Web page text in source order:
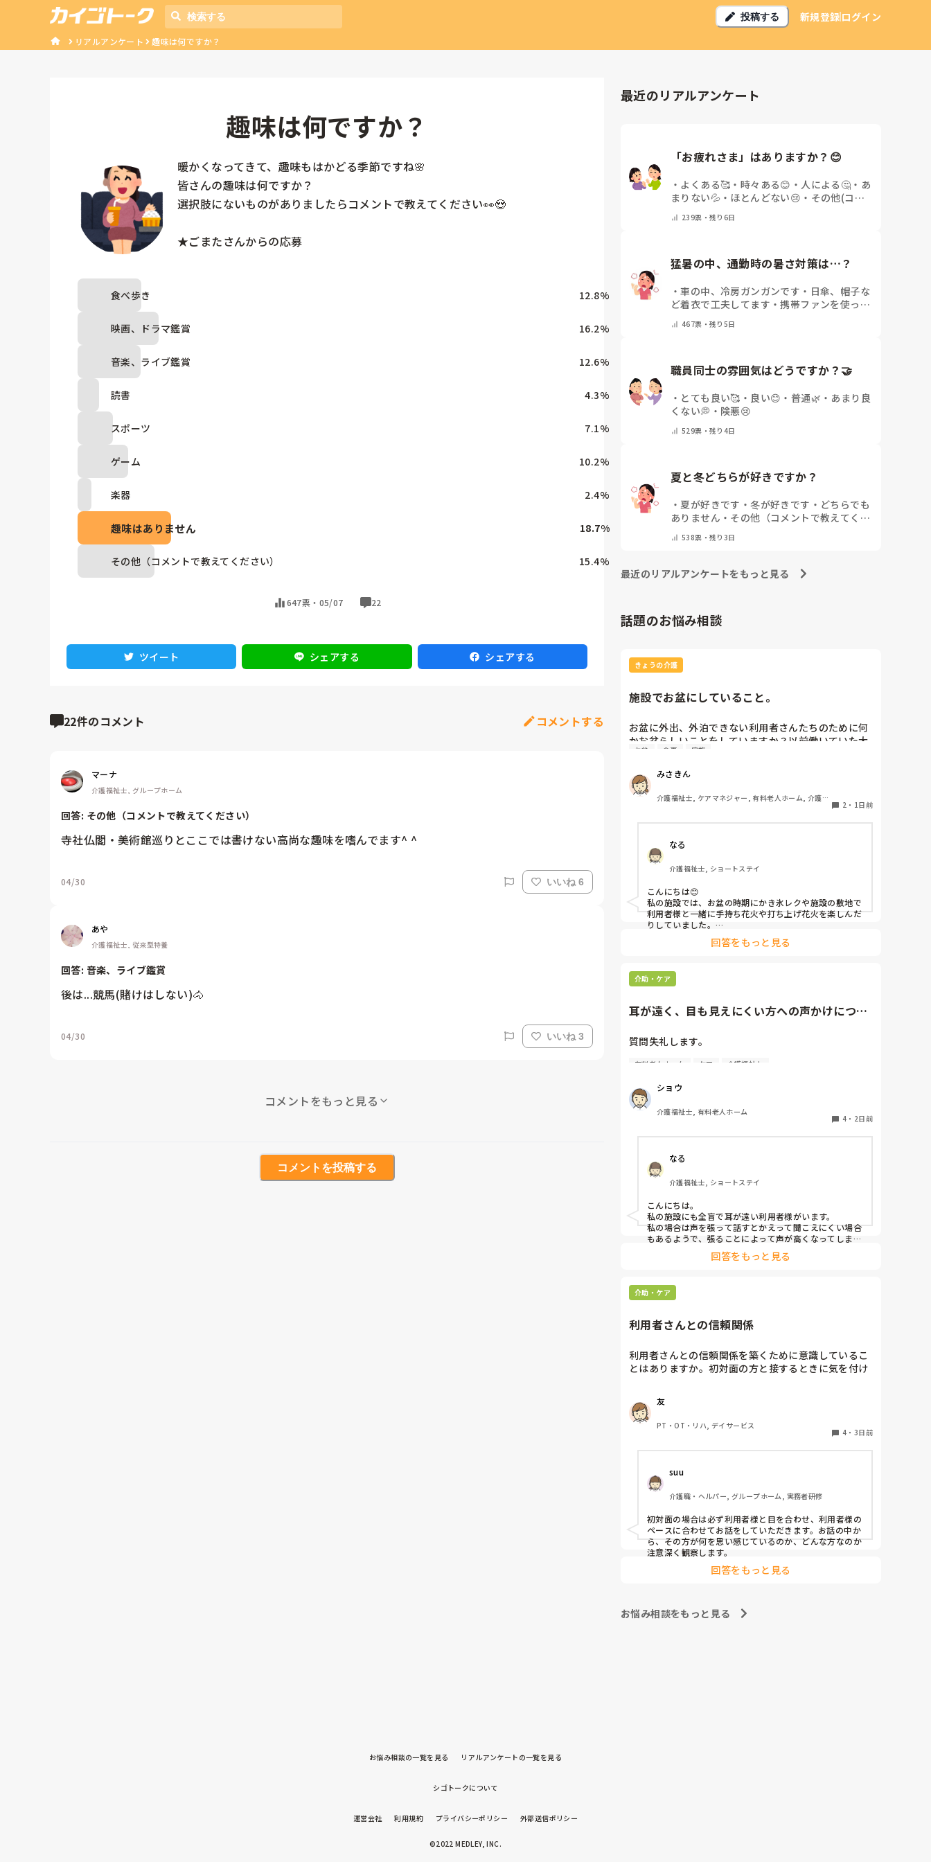
投稿する 新規登録ログイン
リアルアンケート 趣味は何ですか？
趣味は何ですか？
暖かくなってきて、趣味もはかどる季節ですね🌸
皆さんの趣味は何ですか？
選択肢にないものがありましたらコメントで教えてください👀😍
★ごまたさんからの応募
食べ歩き 12.8%
映画、ドラマ鑑賞 16.2%
音楽、ライブ鑑賞 12.6%
読書 4.3%
スポーツ 7.1%
ゲーム 10.2%
楽器 2.4%
趣味はありません 18.7%
その他（コメントで教えてください） 15.4%
647票・ 05/07 22
ツイート シェアする シェアする
22件のコメント コメントする
マーナ
介護福祉士, グループホーム
回答: その他（コメントで教えてください）
寺社仏閣・美術館巡りとここでは書けない高尚な趣味を嗜んでます^ ^
04/30 いいね 6
あや
介護福祉士, 従来型特養
回答: 音楽、ライブ鑑賞
後は...競馬(賭けはしない)🐴
04/30 いいね 3
コメントをもっと見る
コメントを投稿する
最近のリアルアンケート
「お疲れさま」はありますか？😊
・ よくある🥰 ・ 時々ある😊 ・ 人による🤔 ・ あ
まりない💦 ・ ほとんどない😢 ・ その他(コメ
239票・残り6日
猛暑の中、通勤時の暑さ対策は…？
・車の中、冷房ガンガンです ・ 日傘、帽子な
ど着衣で工夫してます ・携帯ファンを使って
対策はしていません
467票・残り5日
職員同士の雰囲気はどうですか？🤝
・ とても良い🥰 ・ 良い😊 ・ 普通🌿 ・ あまり良
くない💭 ・ 険悪😢
529票・残り4日
夏と冬どちらが好きですか？
・ 夏が好きです ・冬が好きです ・ どちらでも
ありません ・ その他（コメントで教えてくだ
538票・残り3日
最近のリアルアンケートをもっと見る
話題のお悩み相談
きょうの介護
施設でお盆にしていること。
お盆に外出、外泊できない利用者さんたちのために何
かお盆らしいことをしていますか？以前働いていた大
きな施設では実際に住職さんを呼びご焼香できるよう
は、食事内容が変わる、家族が面会に来る…などでし
た。お盆まであと少しです。何かしていることがあれ
ばぜひシェアよろしくお願いします。
お盆 食事 家族
みさきん
介護福祉士, ケアマネジャー, 有料老人ホーム, 介護老
2 ・ 1日前
なる
介護福祉士, ショートステイ
こんにちは😊
私の施設では、お盆の時期にかき氷レクや施設の敷地で
利用者様と一緒に手持ち花火や打ち上げ花火を楽しんだ
りしていました。
みさきんさんの住職さんを呼んでご焼香できる機会があ
るのは利用者様にとっても良い経験にもなりますね！
回答をもっと見る
介助・ケア
耳が遠く、目も見えにくい方への声かけについ
質問失礼します。
耳が遠く、目もあまり見えていない利用者様への声か
現在、私は「大きな声で、ゆっくり耳元でお話しす
る」という方法で対応しています。
聞き取れると安心していただける方なので何とか理解
してもらっているのですが、毎日のことなのでかなり
みなさんの職場で、このような方と関わる際に工夫し
ていることや、喉に負担をかけずに意思疎通ができる
良い方法などがあればぜひ教えていただきたいです。
よろしくお願いします。
有料老人ホーム ケア 介護福祉士
ショウ
介護福祉士, 有料老人ホーム
4 ・ 2日前
なる
介護福祉士, ショートステイ
こんにちは。
私の施設にも全盲で耳が遠い利用者様がいます。
私の場合は声を張って話すとかえって聞こえにくい場合
もあるようで、張ることによって声が高くなってしまい
聞こえにくいのだと思います。その為少しトーンを落と
し話しかけるようにしています。
回答をもっと見る
介助・ケア
利用者さんとの信頼関係
利用者さんとの信頼関係を築くために意識しているこ
とはありますか。初対面の方と接するときに気を付け
友
PT・OT・リハ, デイサービス
4 ・ 3日前
suu
介護職・ヘルパー, グループホーム, 実務者研修
初対面の場合は必ず利用者様と目を合わせ、利用者様の
ペースに合わせてお話をしていただきます。お話の中か
ら、その方が何を思い感じているのか、どんな方なのか
注意深く観察します。
回答をもっと見る
お悩み相談をもっと見る
お悩み相談の一覧を見る リアルアンケートの一覧を見る
シゴトークについて
運営会社 利用規約 プライバシーポリシー 外部送信ポリシー
©2022 MEDLEY, INC.